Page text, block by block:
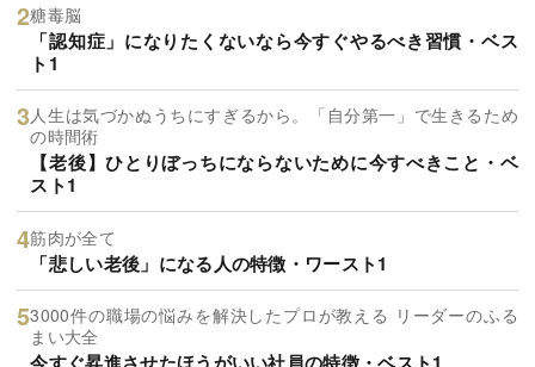
糖毒脳
「認知症」になりたくないなら今すぐやるべき習慣・ベス
ト1
人生は気づかぬうちにすぎるから。「自分第一」で生きるため
の時間術
【老後】ひとりぼっちにならないために今すべきこと・ベ
スト1
筋肉が全て
「悲しい老後」になる人の特徴・ワースト1
3000件の職場の悩みを解決したプロが教える リーダーのふる
まい大全